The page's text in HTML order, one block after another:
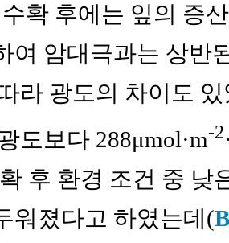
확 후에는 잎의 증
여 암대극과는 상반
라 광도의 차이도 있
도보다 288μmol·m-2
후 환경 조건 중
워졌다고 하였는데(